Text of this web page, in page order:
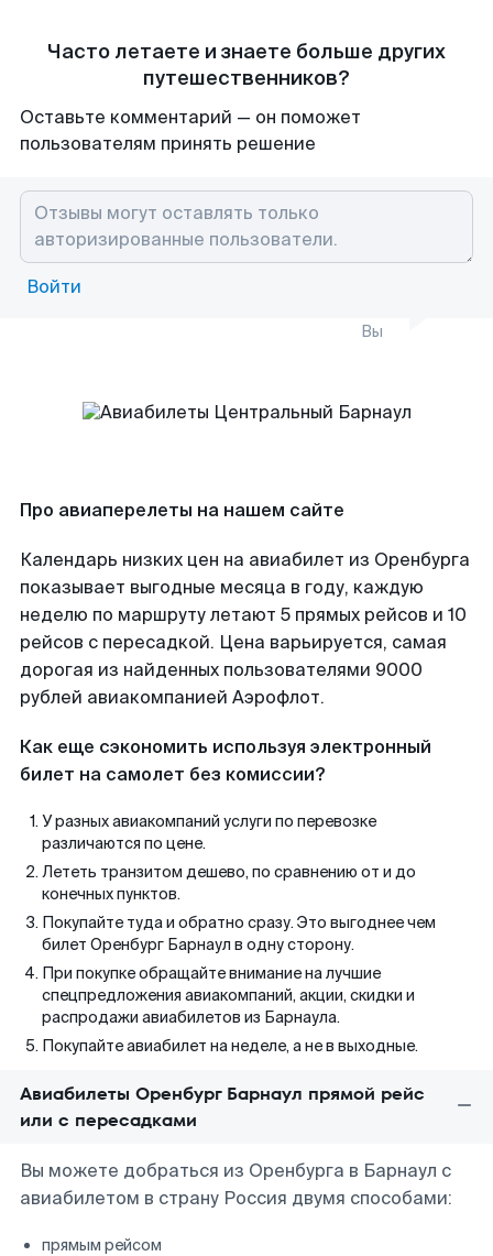
Часто летаете и знаете больше других
путешественников?
Оставьте комментарий — он поможет
пользователям принять решение
Войти
Вы
Про авиаперелеты на нашем сайте
Календарь низких цен на авиабилет из Оренбурга
показывает выгодные месяца в году, каждую
неделю по маршруту летают 5 прямых рейсов и 10
рейсов с пересадкой. Цена варьируется, самая
дорогая из найденных пользователями 9000
рублей авиакомпанией Аэрофлот.
Как еще сэкономить используя электронный
билет на самолет без комиссии?
У разных авиакомпаний услуги по перевозке
различаются по цене.
Лететь транзитом дешево, по сравнению от и до
конечных пунктов.
Покупайте туда и обратно сразу. Это выгоднее чем
билет Оренбург Барнаул в одну сторону.
При покупке обращайте внимание на лучшие
спецпредложения авиакомпаний, акции, скидки и
распродажи авиабилетов из Барнаула.
Покупайте авиабилет на неделе, а не в выходные.
Авиабилеты Оренбург Барнаул прямой рейс
или с пересадками
Вы можете добраться из Оренбурга в Барнаул с
авиабилетом в страну Россия двумя способами:
прямым рейсом